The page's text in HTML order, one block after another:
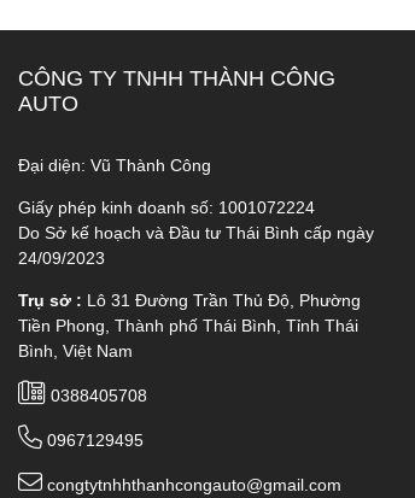
CÔNG TY TNHH THÀNH CÔNG
AUTO
Đại diện: Vũ Thành Công
Giấy phép kinh doanh số: 1001072224
Do Sở kế hoạch và Đầu tư Thái Bình cấp ngày
24/09/2023
Trụ sở : Lô 31 Đường Trần Thủ Độ, Phường
Tiền Phong, Thành phố Thái Bình, Tỉnh Thái
Bình, Việt Nam
0388405708
0967129495
congtytnhhthanhcongauto@gmail.com